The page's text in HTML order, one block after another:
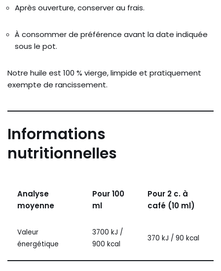
Après ouverture, conserver au frais.
À consommer de préférence avant la date indiquée
sous le pot.
Notre huile est 100 % vierge, limpide et pratiquement
exempte de rancissement.
Informations
nutritionnelles
Analyse
moyenne
Pour 100
ml
Pour 2 c. à
café (10 ml)
Valeur
énergétique
3700 kJ /
900 kcal
370 kJ / 90 kcal